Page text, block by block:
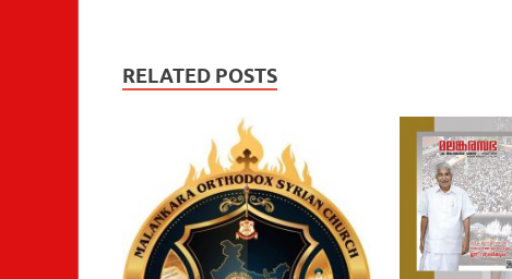
RELATED POSTS